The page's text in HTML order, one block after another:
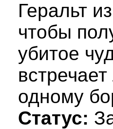
Геральт
чтобы
убитое
одному
Статус: